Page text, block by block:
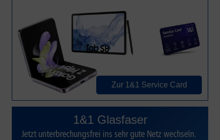
Zur 1&1 Service Card
1&1 Glasfaser
Jetzt unterbrechungsfrei ins sehr gute Netz wechseln.